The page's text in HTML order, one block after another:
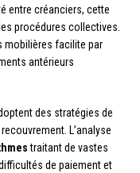
entre créanciers, cette
procédures collectives.
mobilières facilite par
antérieurs
des stratégies de
L’analyse
traitant de vastes
de paiement et